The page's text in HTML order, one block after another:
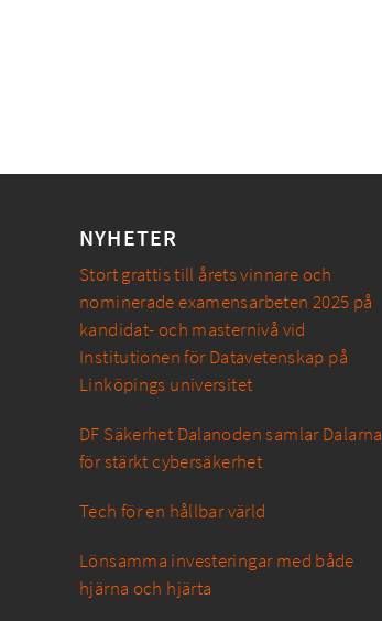
NYHETER
Stort grattis till årets vinnare och
nominerade examensarbeten 2025 på
kandidat- och masternivå vid
Institutionen för Datavetenskap på
Linköpings universitet
DF Säkerhet Dalanoden samlar Dalarna
för stärkt cybersäkerhet
Tech för en hållbar värld
Lönsamma investeringar med både
hjärna och hjärta